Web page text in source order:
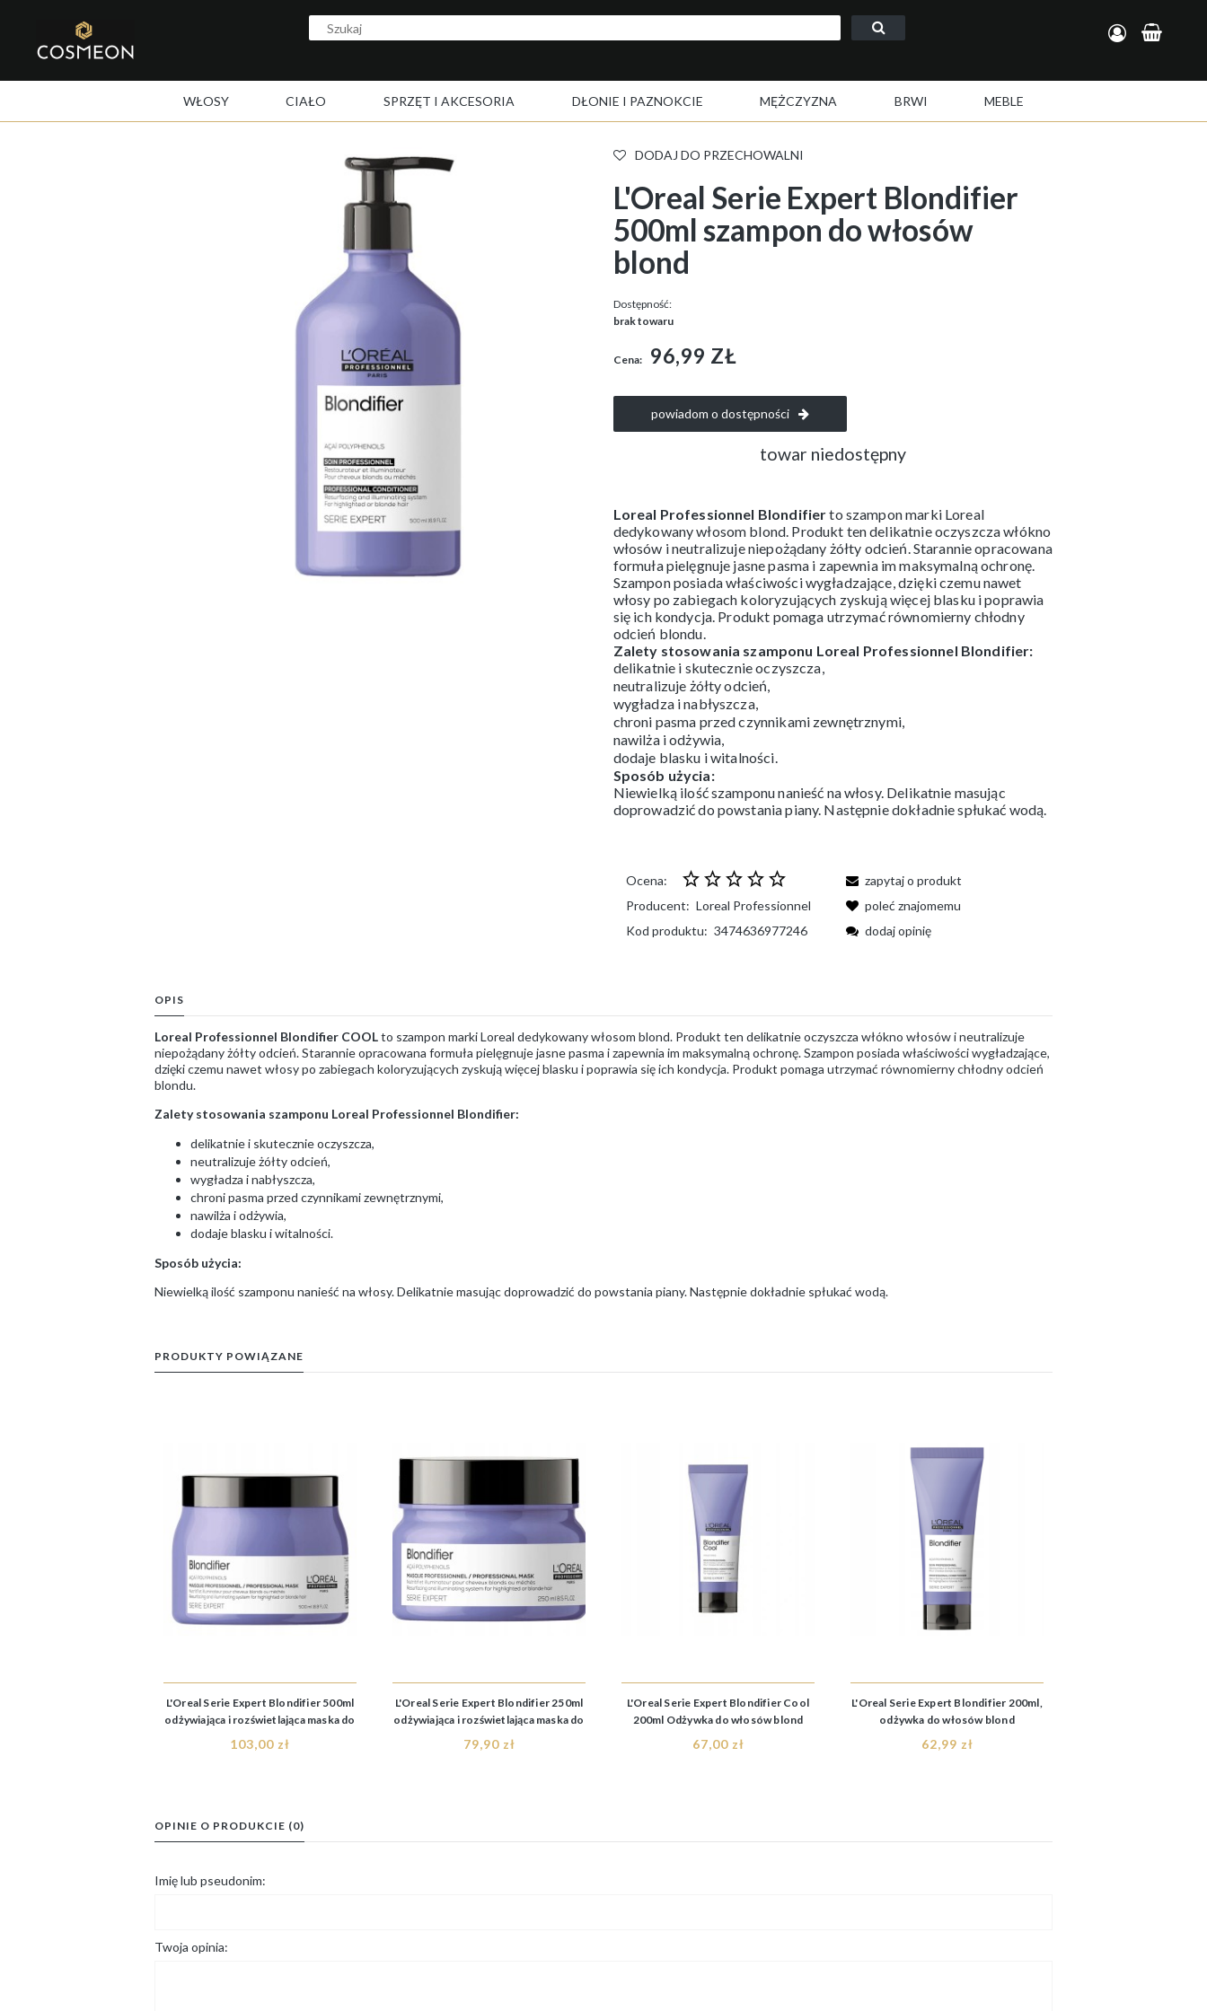
WŁOSY CIAŁO SPRZĘT I AKCESORIA DŁONIE I PAZNOKCIE MĘŻCZYZNA BRWI MEBLE
DODAJ DO PRZECHOWALNI
L'Oreal Serie Expert Blondifier
500ml szampon do włosów
blond
Dostępność:
brak towaru
Cena: 96,99 ZŁ
powiadom o dostępności
towar niedostępny
Loreal Professionnel Blondifierto szampon marki Loreal
dedykowany włosom blond. Produkt ten delikatnie oczyszcza włókno
włosów i neutralizuje niepożądany żółty odcień. Starannie opracowana
formuła pielęgnuje jasne pasma i zapewnia im maksymalną ochronę.
Szampon posiada właściwości wygładzające, dzięki czemu nawet
włosy po zabiegach koloryzujących zyskują więcej blasku i poprawia
się ich kondycja. Produkt pomaga utrzymać równomierny chłodny
odcień blondu.
Zalety stosowania szamponu Loreal Professionnel Blondifier:
delikatnie i skutecznie oczyszcza,
neutralizuje żółty odcień,
wygładza i nabłyszcza,
chroni pasma przed czynnikami zewnętrznymi,
nawilża i odżywia,
dodaje blasku i witalności.
Sposób użycia:
Niewielką ilość szamponu nanieść na włosy. Delikatnie masując
doprowadzić do powstania piany. Następnie dokładnie spłukać wodą.
Ocena:
Producent: Loreal Professionnel
Kod produktu: 3474636977246
zapytaj o produkt
poleć znajomemu
dodaj opinię
OPIS
Loreal Professionnel Blondifier COOLto szampon marki Loreal dedykowany włosom blond. Produkt ten delikatnie oczyszcza włókno włosów i neutralizuje
niepożądany żółty odcień. Starannie opracowana formuła pielęgnuje jasne pasma i zapewnia im maksymalną ochronę. Szampon posiada właściwości wygładzające,
dzięki czemu nawet włosy po zabiegach koloryzujących zyskują więcej blasku i poprawia się ich kondycja. Produkt pomaga utrzymać równomierny chłodny odcień
blondu.
Zalety stosowania szamponu Loreal Professionnel Blondifier:
delikatnie i skutecznie oczyszcza,
neutralizuje żółty odcień,
wygładza i nabłyszcza,
chroni pasma przed czynnikami zewnętrznymi,
nawilża i odżywia,
dodaje blasku i witalności.
Sposób użycia:
Niewielką ilość szamponu nanieść na włosy. Delikatnie masując doprowadzić do powstania piany. Następnie dokładnie spłukać wodą.
PRODUKTY POWIĄZANE
L'Oreal Serie Expert Blondifier 500ml
odżywiająca i rozświetlająca maska do
włosów blond
103,00 zł
L'Oreal Serie Expert Blondifier 250ml
odżywiająca i rozświetlająca maska do
włosów blond
79,90 zł
L'Oreal Serie Expert Blondifier Cool
200ml Odżywka do włosów blond
67,00 zł
L'Oreal Serie Expert Blondifier 200ml,
odżywka do włosów blond
62,99 zł
OPINIE O PRODUKCIE (0)
Imię lub pseudonim:
Twoja opinia: